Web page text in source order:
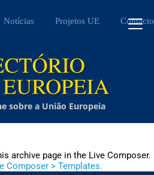
Notícias Projetos UE Contacto
sobre a União Europeia
archive page in the Live Composer.
Composer > Templates.